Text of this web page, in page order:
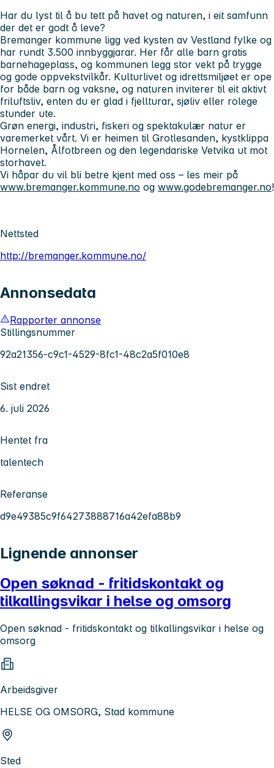
Har du lyst til å bu tett på havet og naturen, i eit samfunn
der det er godt å leve?
Bremanger kommune ligg ved kysten av Vestland fylke og
har rundt 3.500 innbyggjarar. Her får alle barn gratis
barnehageplass, og kommunen legg stor vekt på trygge
og gode oppvekstvilkår. Kulturlivet og idrettsmiljøet er ope
for både barn og vaksne, og naturen inviterer til eit aktivt
friluftsliv, enten du er glad i fjellturar, sjøliv eller rolege
stunder ute.
Grøn energi, industri, fiskeri og spektakulær natur er
varemerket vårt. Vi er heimen til Grotlesanden, kystklippa
Hornelen, Ålfotbreen og den legendariske Vetvika ut mot
storhavet.
Vi håpar du vil bli betre kjent med oss – les meir på
www.bremanger.kommune.no og www.godebremanger.no!
Nettsted
http://bremanger.kommune.no/
Annonsedata
Rapporter annonse
Stillingsnummer
92a21356-c9c1-4529-8fc1-48c2a5f010e8
Sist endret
6. juli 2026
Hentet fra
talentech
Referanse
d9e49385c9f64273888716a42efa88b9
Lignende annonser
Open søknad - fritidskontakt og
tilkallingsvikar i helse og omsorg
Open søknad - fritidskontakt og tilkallingsvikar i helse og
omsorg
Arbeidsgiver
HELSE OG OMSORG, Stad kommune
Sted